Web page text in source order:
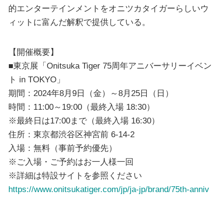
的エンターテインメントをオニツカタイガーらしいウ
ィットに富んだ解釈で提供している。
【開催概要】
■東京展「Onitsuka Tiger 75周年アニバーサリーイベン
ト in TOKYO」
期間：2024年8月9日（金）～8月25日（日）
時間：11:00～19:00（最終入場 18:30）
※最終日は17:00まで（最終入場 16:30）
住所：東京都渋谷区神宮前 6-14-2
入場：無料（事前予約優先）
※ご入場・ご予約はお一人様一回
※詳細は特設サイトを参照ください
https://www.onitsukatiger.com/jp/ja-jp/brand/75th-anniv